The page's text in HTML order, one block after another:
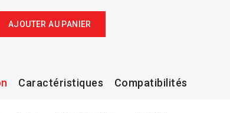
AJOUTER AU PANIER
Caractéristiques Compatibilités